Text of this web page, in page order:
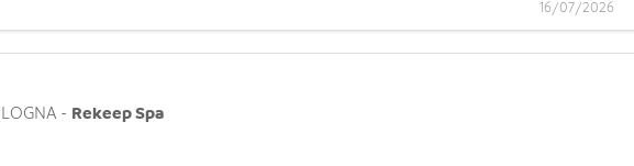
16/07/2026
- Rekeep Spa